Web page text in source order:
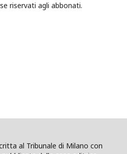
riservati agli abbonati.
al Tribunale di Milano con